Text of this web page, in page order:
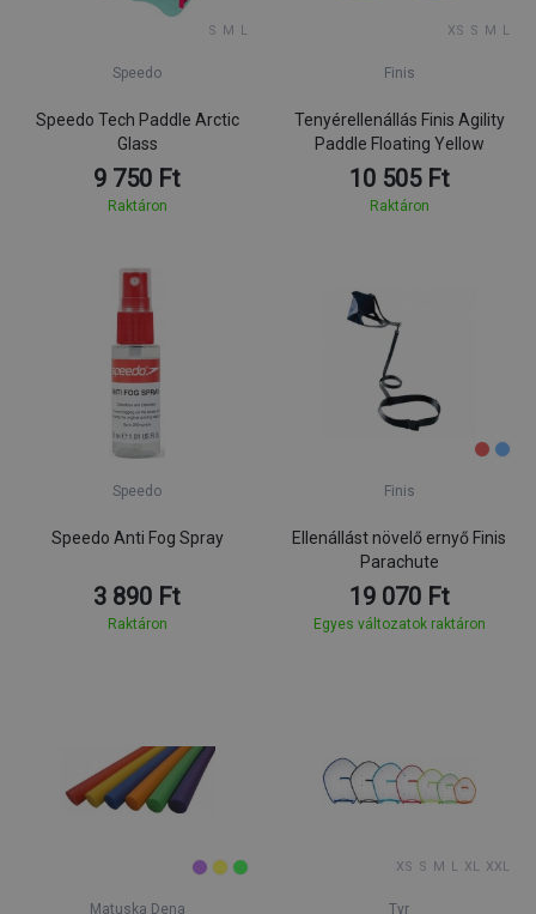
S M L
Speedo
Speedo Tech Paddle Arctic
Glass
9 750 Ft
Raktáron
XS S M L
Finis
Tenyérellenállás Finis Agility
Paddle Floating Yellow
10 505 Ft
Raktáron
Speedo
Speedo Anti Fog Spray
3 890 Ft
Raktáron
Finis
Ellenállást növelő ernyő Finis
Parachute
19 070 Ft
Egyes változatok raktáron
Matuska Dena
XS S M L XL XXL
Tyr